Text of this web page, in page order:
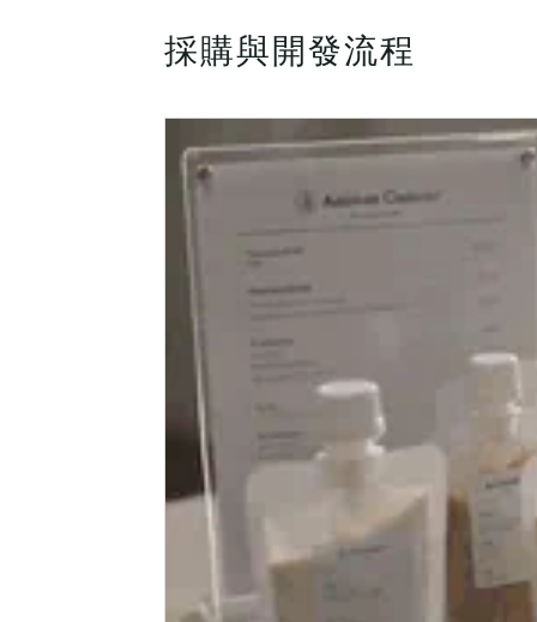
採購與開發流程